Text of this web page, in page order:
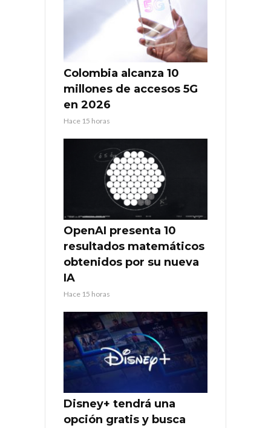
Colombia alcanza 10
millones de accesos 5G
en 2026
Hace 15 horas
OpenAI presenta 10
resultados matemáticos
obtenidos por su nueva
IA
Hace 15 horas
Disney+ tendrá una
opción gratis y busca